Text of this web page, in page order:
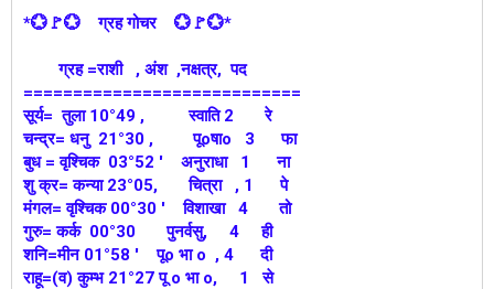
*💮🚩💮 ग्रह गोचर 💮🚩💮*
ग्रह =राशी , अंश ,नक्षत्र, पद
============================
सूर्य= तुला 10°49 , स्वाति 2 रे
चन्द्र= धनु 21°30 , पूoषाo 3 फा
बुध = वृश्चिक 03°52 ' अनुराधा 1 ना
शु क्र= कन्या 23°05, चित्रा , 1 पे
मंगल= वृश्चिक 00°30 ' विशाखा 4 तो
गुरु= कर्क 00°30 पुनर्वसु, 4 ही
शनि=मीन 01°58 ' पूo भा o , 4 दी
राहू=(व) कुम्भ 21°27 पू o भा o, 1 से